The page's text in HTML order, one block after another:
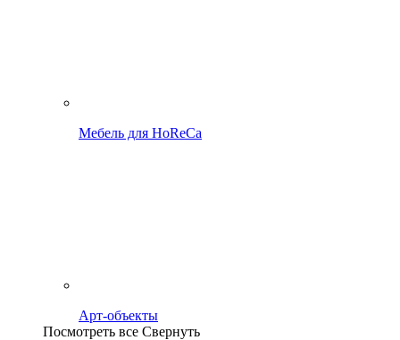
Мебель для HoReCa
Арт-объекты
Посмотреть все Свернуть